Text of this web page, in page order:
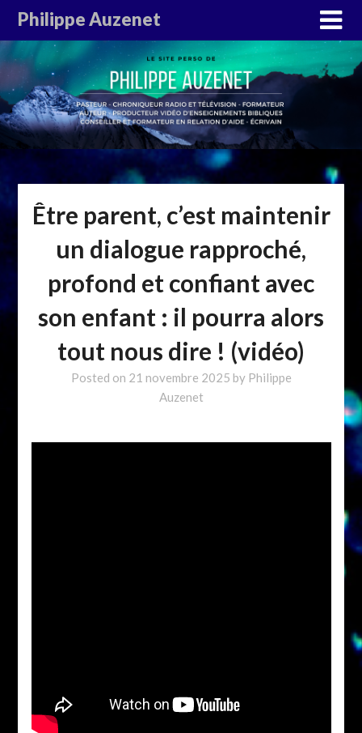
Philippe Auzenet
Être parent, c’est maintenir
un dialogue rapproché,
profond et confiant avec
son enfant : il pourra alors
tout nous dire ! (vidéo)
Posted on 21 novembre 2025 by Philippe
Auzenet